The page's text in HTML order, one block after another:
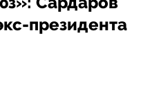
президента